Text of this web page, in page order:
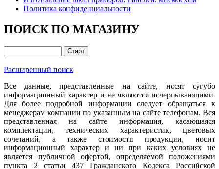
Политика конфиденциальности
ПОИСК ПО МАГАЗИНУ
Расширенный поиск
Все данные, представленные на сайте, носят сугубо
информационный характер и не являются исчерпывающими.
Для более подробной информации следует обращаться к
менеджерам компании по указанным на сайте телефонам. Вся
представленная на сайте информация, касающаяся
комплектации, технических характеристик, цветовых
сочетаний, а также стоимости продукции, носит
информационный характер и ни при каких условиях не
является публичной офертой, определяемой положениями
пункта 2 статьи 437 Гражданского Кодекса Российской